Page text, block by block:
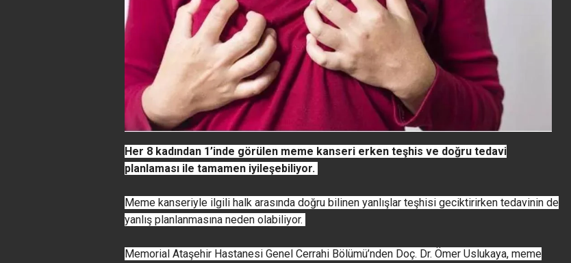
Her 8 kadından 1’inde görülen meme kanseri erken teşhis ve doğru tedavi
planlaması ile tamamen iyileşebiliyor.
Meme kanseriyle ilgili halk arasında doğru bilinen yanlışlar teşhisi geciktirirken tedavinin de
yanlış planlanmasına neden olabiliyor.
Memorial Ataşehir Hastanesi Genel Cerrahi Bölümü’nden Doç. Dr. Ömer Uslukaya, meme